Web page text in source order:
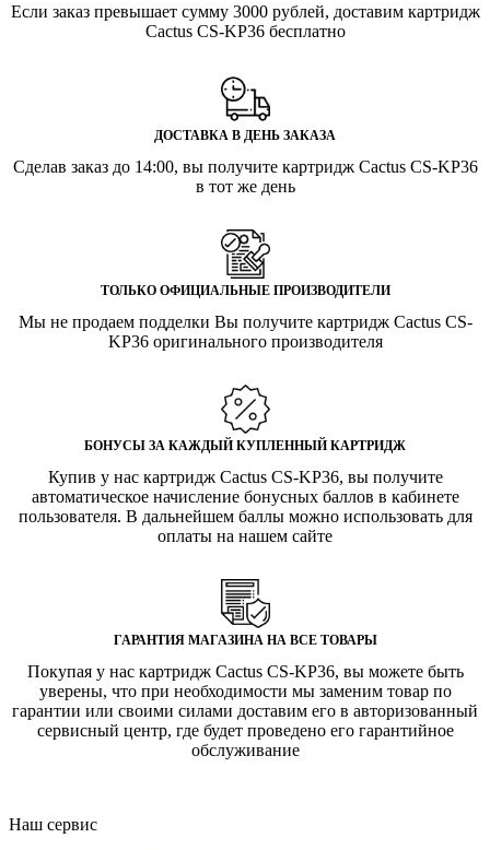
Если заказ превышает сумму 3000 рублей, доставим картридж
Cactus CS-KP36 бесплатно
ДОСТАВКА В ДЕНЬ ЗАКАЗА
Сделав заказ до 14:00, вы получите картридж Cactus CS-KP36
в тот же день
ТОЛЬКО ОФИЦИАЛЬНЫЕ ПРОИЗВОДИТЕЛИ
Мы не продаем подделки Вы получите картридж Cactus CS-
KP36 оригинального производителя
БОНУСЫ ЗА КАЖДЫЙ КУПЛЕННЫЙ КАРТРИДЖ
Купив у нас картридж Cactus CS-KP36, вы получите
автоматическое начисление бонусных баллов в кабинете
пользователя. В дальнейшем баллы можно использовать для
оплаты на нашем сайте
ГАРАНТИЯ МАГАЗИНА НА ВСЕ ТОВАРЫ
Покупая у нас картридж Cactus CS-KP36, вы можете быть
уверены, что при необходимости мы заменим товар по
гарантии или своими силами доставим его в авторизованный
сервисный центр, где будет проведено его гарантийное
обслуживание
Наш сервис